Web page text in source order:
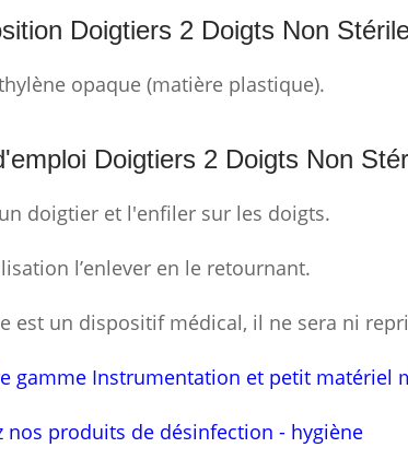
Doigtiers 2 Doigts Non
opaque (matière plastique).
Doigtiers 2 Doigts Non
doigtier et l'enfiler sur les doigts.
l’enlever en le retournant.
est un dispositif médical, il ne sera ni
gamme Instrumentation et petit matériel
nos produits de désinfection - hygiène